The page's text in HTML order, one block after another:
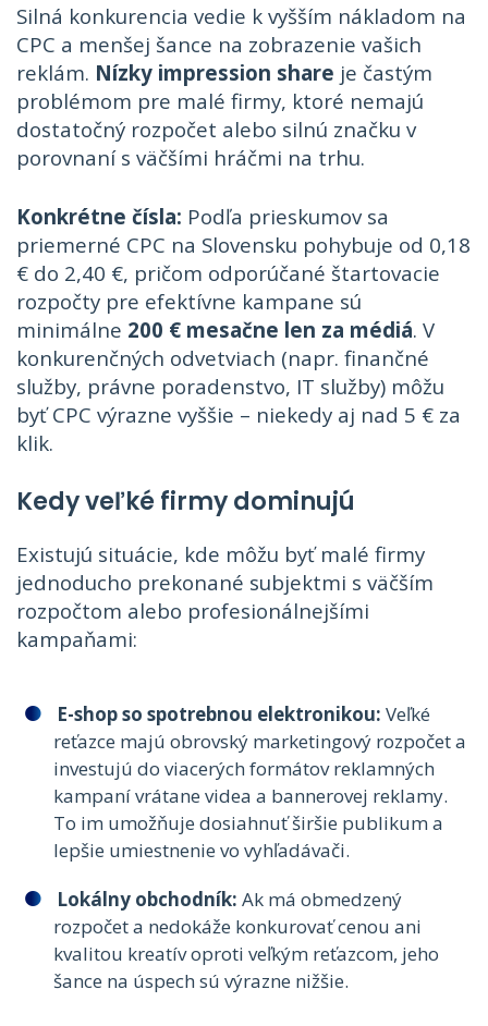
Silná konkurencia vedie k vyšším nákladom na
CPC a menšej šance na zobrazenie vašich
reklám. Nízky impression share je častým
problémom pre malé firmy, ktoré nemajú
dostatočný rozpočet alebo silnú značku v
porovnaní s väčšími hráčmi na trhu.
Konkrétne čísla: Podľa prieskumov sa
priemerné CPC na Slovensku pohybuje od 0,18
€ do 2,40 €, pričom odporúčané štartovacie
rozpočty pre efektívne kampane sú
minimálne 200 € mesačne len za médiá. V
konkurenčných odvetviach (napr. finančné
služby, právne poradenstvo, IT služby) môžu
byť CPC výrazne vyššie – niekedy aj nad 5 € za
klik.
Kedy veľké firmy dominujú
Existujú situácie, kde môžu byť malé firmy
jednoducho prekonané subjektmi s väčším
rozpočtom alebo profesionálnejšími
kampaňami:
E-shop so spotrebnou elektronikou: Veľké
reťazce majú obrovský marketingový rozpočet a
investujú do viacerých formátov reklamných
kampaní vrátane videa a bannerovej reklamy.
To im umožňuje dosiahnuť širšie publikum a
lepšie umiestnenie vo vyhľadávači.
Lokálny obchodník: Ak má obmedzený
rozpočet a nedokáže konkurovať cenou ani
kvalitou kreatív oproti veľkým reťazcom, jeho
šance na úspech sú výrazne nižšie.